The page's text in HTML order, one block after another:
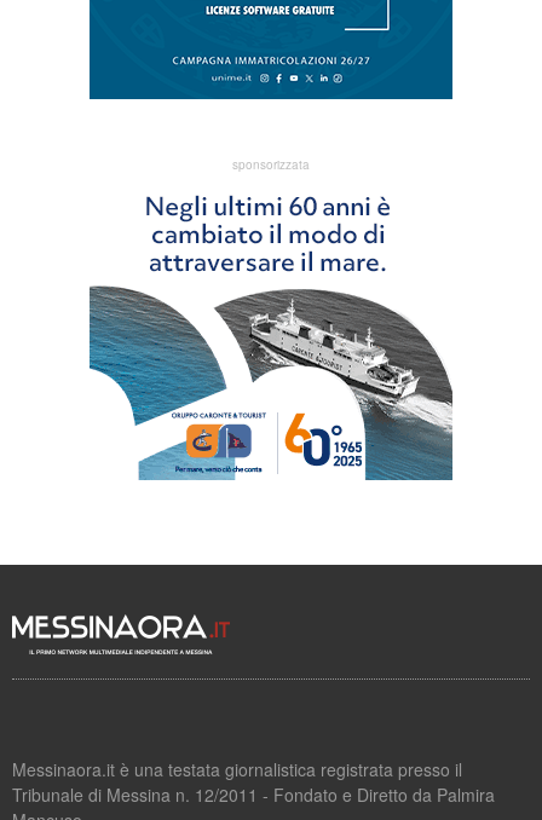
sponsorizzata
Messinaora.it è una testata giornalistica registrata presso il
Tribunale di Messina n. 12/2011 - Fondato e Diretto da Palmira